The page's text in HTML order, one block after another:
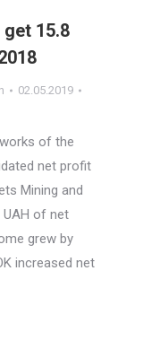
get 15.8
02.05.2019
of the
net profit
Mining and
UAH of net
grew by
increased net